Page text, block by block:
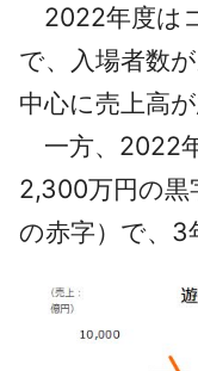
2022年度は
で、入場者数
中心に売上高
一方、2022
2,300万円の黒
の赤字）で、3